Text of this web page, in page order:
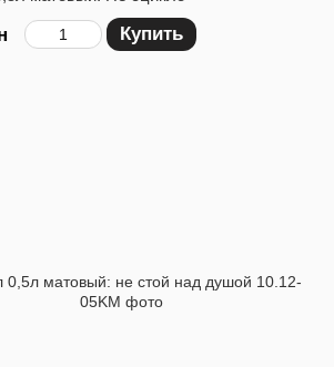
Купить